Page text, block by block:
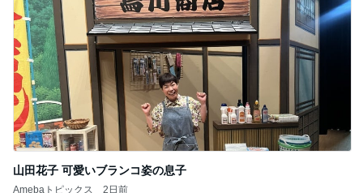
山田花子 可愛いブランコ姿の息子
Amebaトピックス 2日前